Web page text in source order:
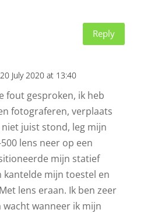
Reply
July 2020 at 13:40
fout gesproken, ik heb
fotograferen, verplaats
juist stond, leg mijn
lens neer op een
mijn statief
kantelde mijn toestel en
lens eraan. Ik ben zeer
wanneer ik mijn